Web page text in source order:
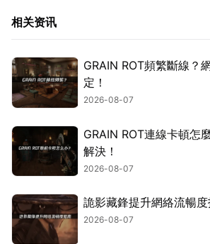
相关资讯
GRAIN ROT頻繁斷線？
定！
2026-08-07
GRAIN ROT連線卡頓怎
解決！
2026-08-07
詭影藏鋒提升網絡流暢度
2026-08-07